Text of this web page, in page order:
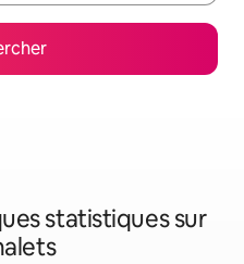
statistiques sur